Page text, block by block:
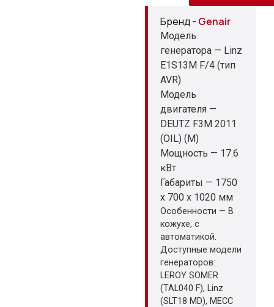
Бренд - Genair
Модель
генератора — Linz
E1S13M F/4 (тип
AVR)
Модель
двигателя —
DEUTZ F3M 2011
(OIL) (M)
Мощность — 17.6
кВт
Габариты — 1750
x 700 x 1020 мм
Особенности — В
кожухе, с
автоматикой.
Доступные модели
генераторов:
LEROY SOMER
(TAL040 F), Linz
(SLT18 MD), MECC